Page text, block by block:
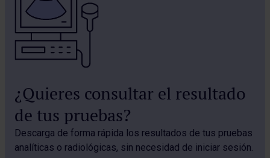
¿Quieres consultar el resultado
de tus pruebas?
Descarga de forma rápida los resultados de tus pruebas
analíticas o radiológicas, sin necesidad de iniciar sesión.